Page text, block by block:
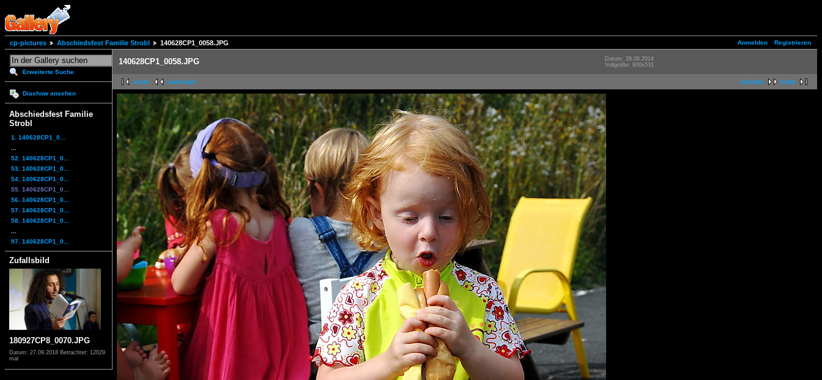
Anmelden Registrieren
cp-pictures Abschiedsfest Familie Strobl 140628CP1_0058.JPG
Erweiterte Suche
Diashow ansehen
Abschiedsfest Familie
Strobl
1. 140628CP1_0...
52. 140628CP1_0...
53. 140628CP1_0...
54. 140628CP1_0...
55. 140628CP1_0...
56. 140628CP1_0...
57. 140628CP1_0...
58. 140628CP1_0...
97. 140628CP1_0...
Zufallsbild
180927CP8_0070.JPG
Datum: 27.09.2018 Betrachtet: 12029
mal
140628CP1_0058.JPG
Datum: 28.06.2014
Vollgröße: 800x531
nächste letzte
erste vorherige